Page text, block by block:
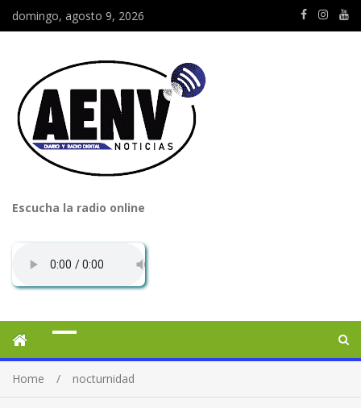
domingo, agosto 9, 2026
Escucha la radio online
Home nocturnidad